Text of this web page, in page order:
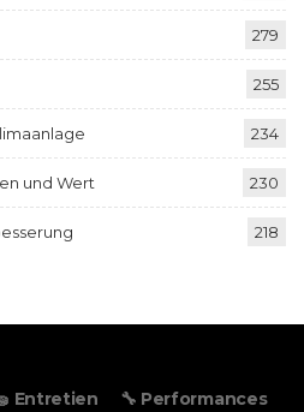
279
255
234
und Wert 230
218
Entretien
🔧 Performances